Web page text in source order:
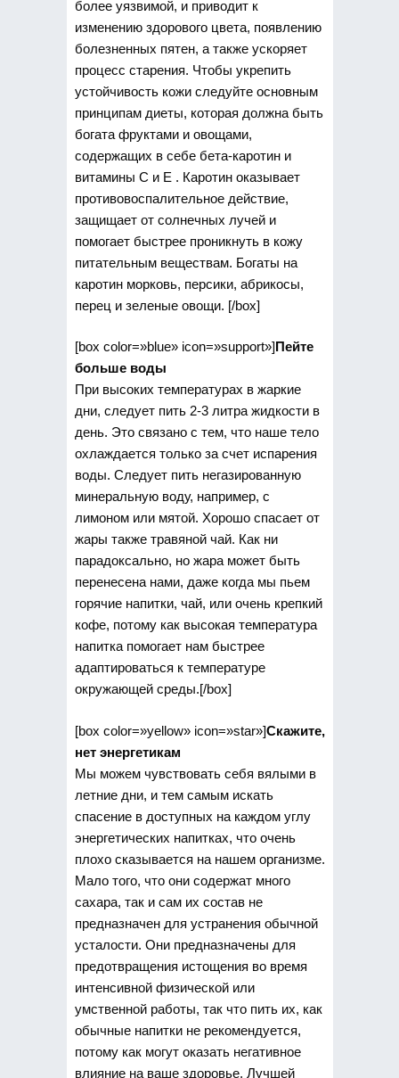
более уязвимой, и приводит к
изменению здорового цвета, появлению
болезненных пятен, а также ускоряет
процесс старения. Чтобы укрепить
устойчивость кожи следуйте основным
принципам диеты, которая должна быть
богата фруктами и овощами,
содержащих в себе бета-каротин и
витамины С и Е . Каротин оказывает
противовоспалительное действие,
защищает от солнечных лучей и
помогает быстрее проникнуть в кожу
питательным веществам. Богаты на
каротин морковь, персики, абрикосы,
перец и зеленые овощи. [/box]
[box color=»blue» icon=»support»]Пейте
больше воды
При высоких температурах в жаркие
дни, следует пить 2-3 литра жидкости в
день. Это связано с тем, что наше тело
охлаждается только за счет испарения
воды. Следует пить негазированную
минеральную воду, например, с
лимоном или мятой. Хорошо спасает от
жары также травяной чай. Как ни
парадоксально, но жара может быть
перенесена нами, даже когда мы пьем
горячие напитки, чай, или очень крепкий
кофе, потому как высокая температура
напитка помогает нам быстрее
адаптироваться к температуре
окружающей среды.[/box]
[box color=»yellow» icon=»star»]Скажите,
нет энергетикам
Мы можем чувствовать себя вялыми в
летние дни, и тем самым искать
спасение в доступных на каждом углу
энергетических напитках, что очень
плохо сказывается на нашем организме.
Мало того, что они содержат много
сахара, так и сам их состав не
предназначен для устранения обычной
усталости. Они предназначены для
предотвращения истощения во время
интенсивной физической или
умственной работы, так что пить их, как
обычные напитки не рекомендуется,
потому как могут оказать негативное
влияние на ваше здоровье. Лучшей